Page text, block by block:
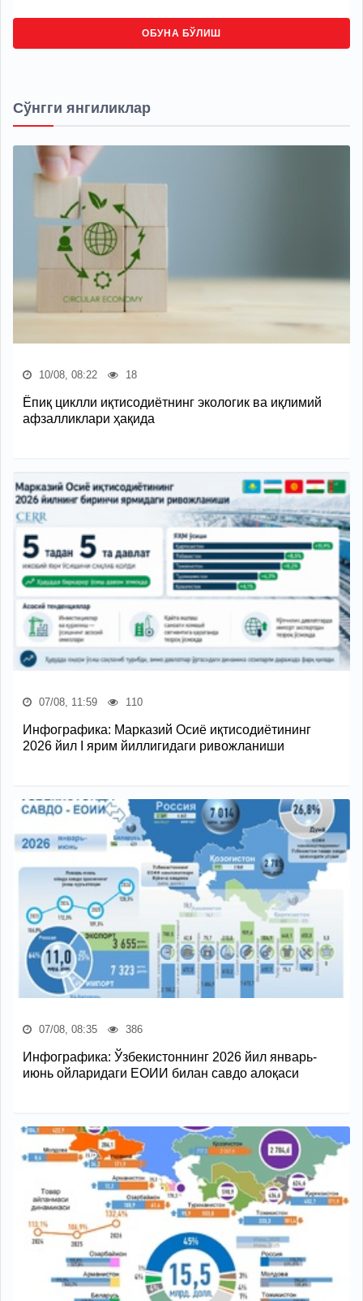
ОБУНА БЎЛИШ
Сўнгги янгиликлар
10/08, 08:22 18
Ёпиқ циклли иқтисодиётнинг экологик ва иқлимий
афзалликлари ҳақида
07/08, 11:59 110
Инфографика: Марказий Осиё иқтисодиётининг
2026 йил I ярим йиллигидаги ривожланиши
07/08, 08:35 386
Инфографика: Ўзбекистоннинг 2026 йил январь-
июнь ойларидаги ЕОИИ билан савдо алоқаси